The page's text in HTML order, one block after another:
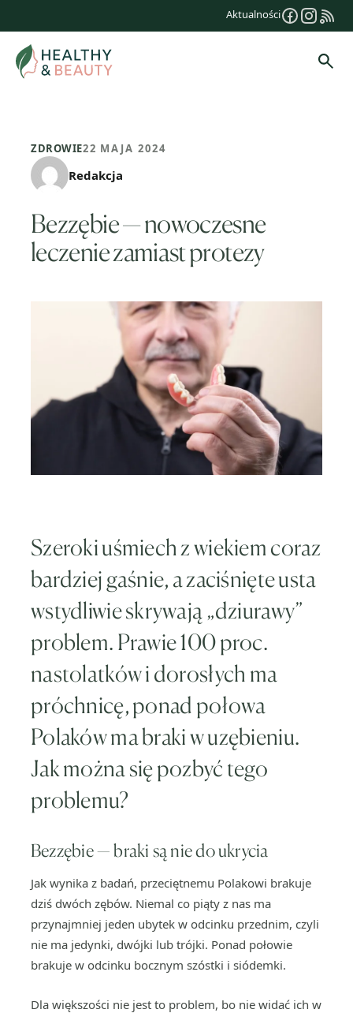
treści
Aktualności
ZDROWIE22 MAJA 2024
Redakcja
Bezzębie — nowoczesne
leczenie zamiast protezy
Szeroki uśmiech z wiekiem coraz
bardziej gaśnie, a zaciśnięte usta
wstydliwie skrywają „dziurawy”
problem. Prawie 100 proc.
nastolatków i dorosłych ma
próchnicę, ponad połowa
Polaków ma braki w uzębieniu.
Jak można się pozbyć tego
problemu?
Bezzębie — braki są nie do ukrycia
Jak wynika z badań, przeciętnemu Polakowi brakuje
dziś dwóch zębów. Niemal co piąty z nas ma
przynajmniej jeden ubytek w odcinku przednim, czyli
nie ma jedynki, dwójki lub trójki. Ponad połowie
brakuje w odcinku bocznym szóstki i siódemki.
Dla większości nie jest to problem, bo nie widać ich w